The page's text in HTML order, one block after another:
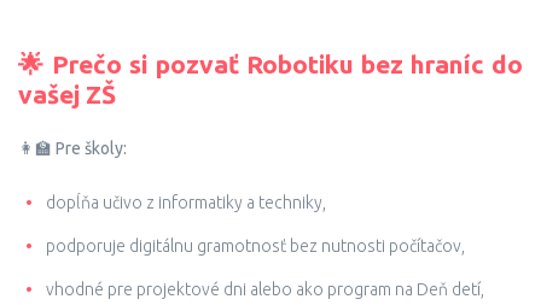
🌟 Prečo si pozvať Robotiku bez hraníc do
vašej ZŠ
👩‍🏫 Pre školy:
dopĺňa učivo z informatiky a techniky,
podporuje digitálnu gramotnosť bez nutnosti počítačov,
vhodné pre projektové dni alebo ako program na Deň detí,